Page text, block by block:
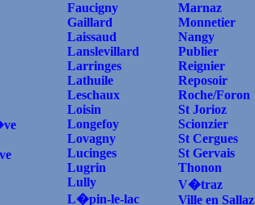
Faucigny
Gaillard
Laissaud
Lanslevillard
Larringes
Lathuile
Leschaux
Loisin
Longefoy
Lovagny
Lucinges
Lugrin
Lully
L�pin-le-lac
Marnaz
Monnetier
Nangy
Publier
Reignier
Reposoir
Roche/Foron
St Jorioz
Scionzier
St Cergues
St Gervais
Thonon
V�traz
Ville en Sallaz